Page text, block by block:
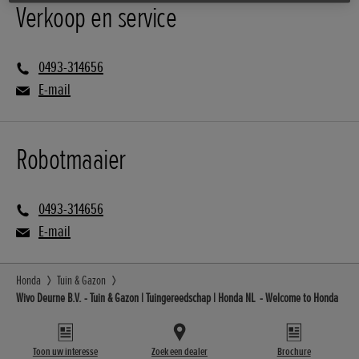
Verkoop en service
0493-314656
E-mail
Robotmaaier
0493-314656
E-mail
Honda
Tuin & Gazon
Wivo Deurne B.V. - Tuin & Gazon | Tuingereedschap | Honda NL - Welcome to Honda
Toon uw interesse Zoek een dealer Brochure